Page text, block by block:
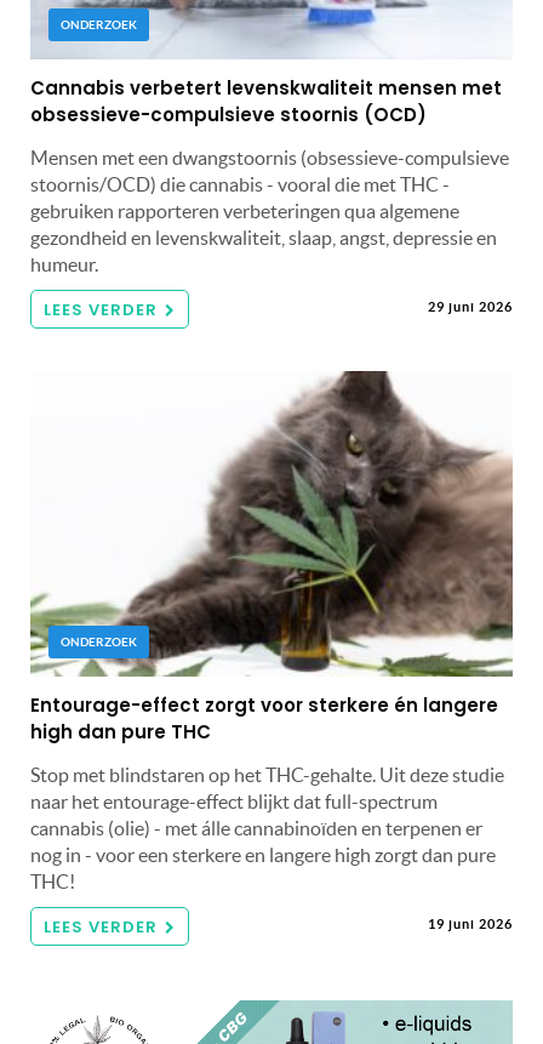
ONDERZOEK
Cannabis verbetert levenskwaliteit mensen met
obsessieve-compulsieve stoornis (OCD)
Mensen met een dwangstoornis (obsessieve-compulsieve
stoornis/OCD) die cannabis - vooral die met THC -
gebruiken rapporteren verbeteringen qua algemene
gezondheid en levenskwaliteit, slaap, angst, depressie en
humeur.
LEES VERDER 29 juni 2026
ONDERZOEK
Entourage-effect zorgt voor sterkere én langere
high dan pure THC
Stop met blindstaren op het THC-gehalte. Uit deze studie
naar het entourage-effect blijkt dat full-spectrum
cannabis (olie) - met álle cannabinoïden en terpenen er
nog in - voor een sterkere en langere high zorgt dan pure
THC!
LEES VERDER 19 juni 2026